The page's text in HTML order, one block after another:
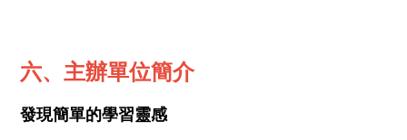
六、主辦單位簡介
發現簡單的學習靈感